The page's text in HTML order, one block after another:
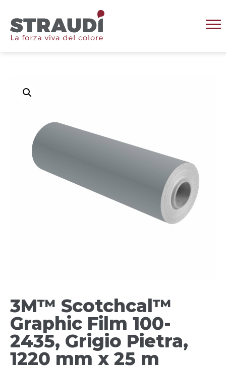
3M™ Scotchcal™
Graphic Film 100-
2435, Grigio Pietra,
1220 mm x 25 m